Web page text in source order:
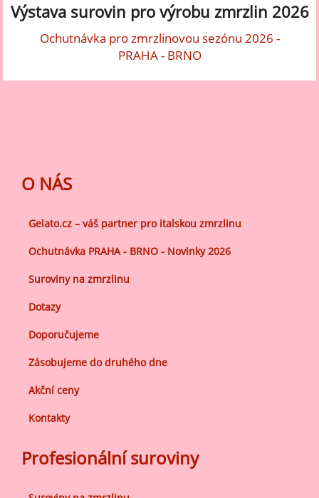
Výstava surovin pro výrobu zmrzlin 2026
Ochutnávka pro zmrzlinovou sezónu 2026 -
PRAHA - BRNO
O NÁS
Gelato.cz – váš partner pro italskou zmrzlinu
Ochutnávka PRAHA - BRNO - Novinky 2026
Suroviny na zmrzlinu
Dotazy
Doporučujeme
Zásobujeme do druhého dne
Akční ceny
Kontakty
Profesionální suroviny